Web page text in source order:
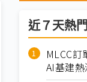
近７天熱
MLCC
AI基建